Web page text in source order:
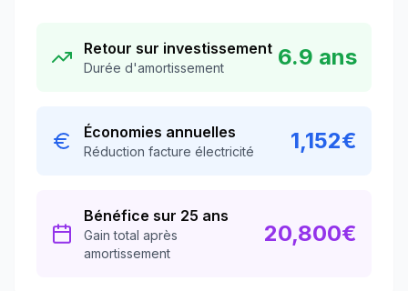
Retour sur investissement
Durée d'amortissement 6.9 ans
Économies annuelles
Réduction facture électricité 1,152€
Bénéfice sur 25 ans
Gain total après
amortissement
20,800€